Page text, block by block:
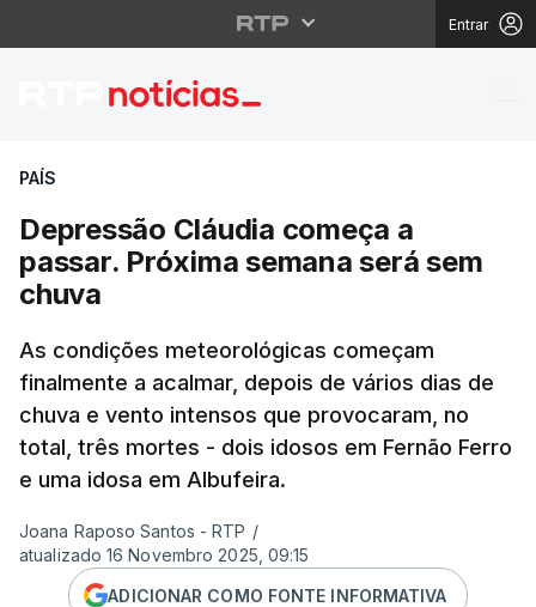
Entrar
Depressão Cláudia
PAÍS
Depressão Cláudia começa a
passar. Próxima semana será sem
chuva
As condições meteorológicas começam
finalmente a acalmar, depois de vários dias de
chuva e vento intensos que provocaram, no
total, três mortes - dois idosos em Fernão Ferro
e uma idosa em Albufeira.
Joana Raposo Santos - RTP /
atualizado 16 Novembro 2025, 09:15
ADICIONAR COMO FONTE INFORMATIVA